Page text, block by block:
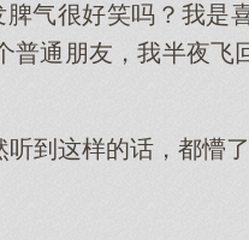
气很好笑吗？我是
通朋友，我半夜飞
到这样的话，都懵了